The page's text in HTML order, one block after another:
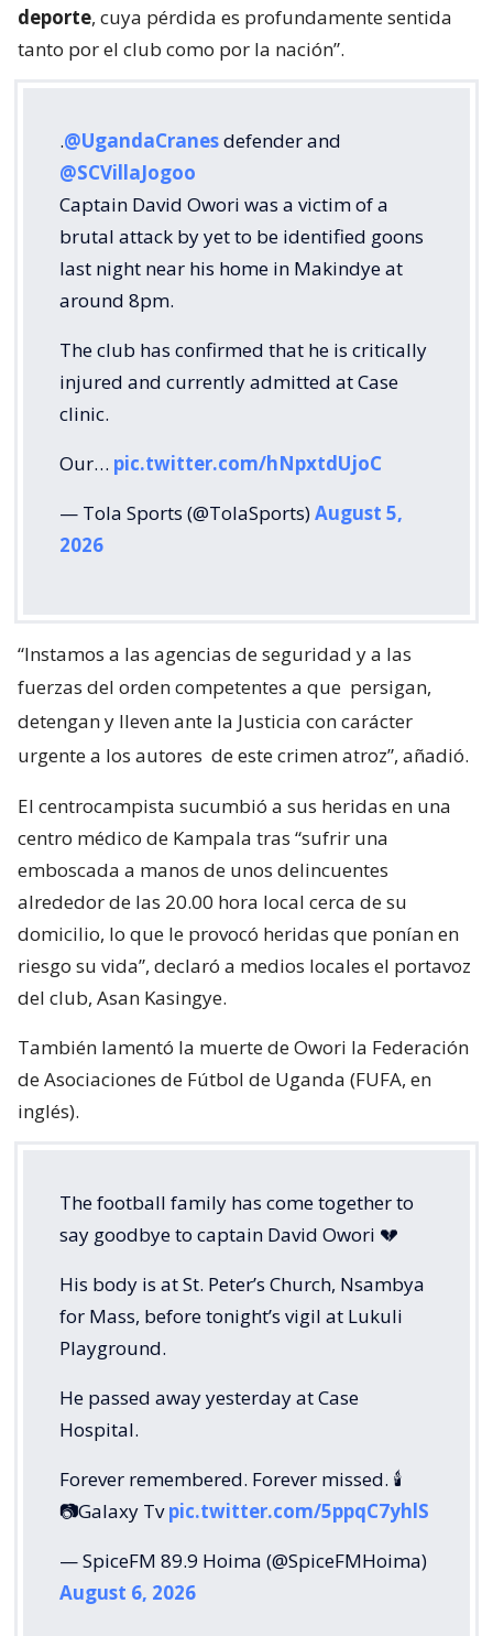
deporte, cuya pérdida es profundamente sentida
tanto por el club como por la nación”.
.@UgandaCranesdefender and
@SCVillaJogoo
Captain David Owori was a victim of a
brutal attack by yet to be identified goons
last night near his home in Makindye at
around 8pm.
The club has confirmed that he is critically
injured and currently admitted at Case
clinic.
Our… pic.twitter.com/hNpxtdUjoC
— Tola Sports (@TolaSports)August 5,
2026
“Instamos a las agencias de seguridad y a las
fuerzas del orden competentes a que persigan,
detengan y lleven ante la Justicia con carácter
urgente a los autores de este crimen atroz”, añadió.
El centrocampista sucumbió a sus heridas en una
centro médico de Kampala tras “sufrir una
emboscada a manos de unos delincuentes
alrededor de las 20.00 hora local cerca de su
domicilio, lo que le provocó heridas que ponían en
riesgo su vida”, declaró a medios locales el portavoz
del club, Asan Kasingye.
También lamentó la muerte de Owori la Federación
de Asociaciones de Fútbol de Uganda (FUFA, en
inglés).
The football family has come together to
say goodbye to captain David Owori 💔
His body is at St. Peter’s Church, Nsambya
for Mass, before tonight’s vigil at Lukuli
Playground.
He passed away yesterday at Case
Hospital.
Forever remembered. Forever missed. 🕯️
📷Galaxy Tvpic.twitter.com/5ppqC7yhlS
— SpiceFM 89.9 Hoima (@SpiceFMHoima)
August 6, 2026